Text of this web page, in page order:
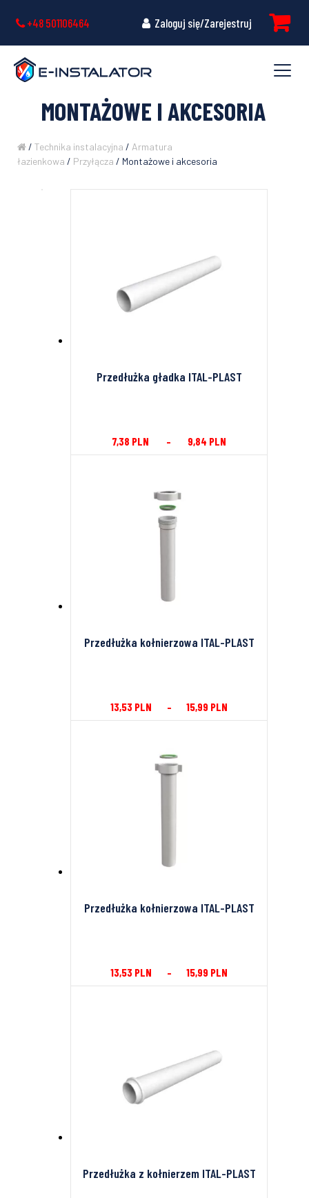
+48 501106464 Zaloguj się/Zarejestruj
MONTAŻOWE I AKCESORIA
/ Technika instalacyjna / Armatura
łazienkowa / Przyłącza / Montażowe i akcesoria
Przedłużka gładka ITAL-PLAST
7,38 PLN – 9,84 PLN
Przedłużka kołnierzowa ITAL-PLAST
13,53 PLN – 15,99 PLN
Przedłużka kołnierzowa ITAL-PLAST
13,53 PLN – 15,99 PLN
Przedłużka z kołnierzem ITAL-PLAST